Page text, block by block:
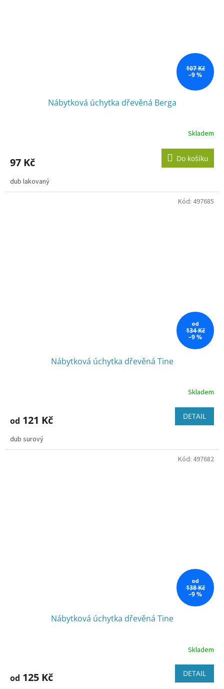
107 Kč
–9 %
Nábytková úchytka dřevěná Berga
Skladem
97 Kč Do košíku
dub lakovaný
od
134 Kč
–9 %
Nábytková úchytka dřevěná Tine
Skladem
od 121 Kč DETAIL
dub surový
Kód: 497685
od
138 Kč
–9 %
Nábytková úchytka dřevěná Tine
je
Skladem
od 125 Kč DETAIL
Kód: 497682